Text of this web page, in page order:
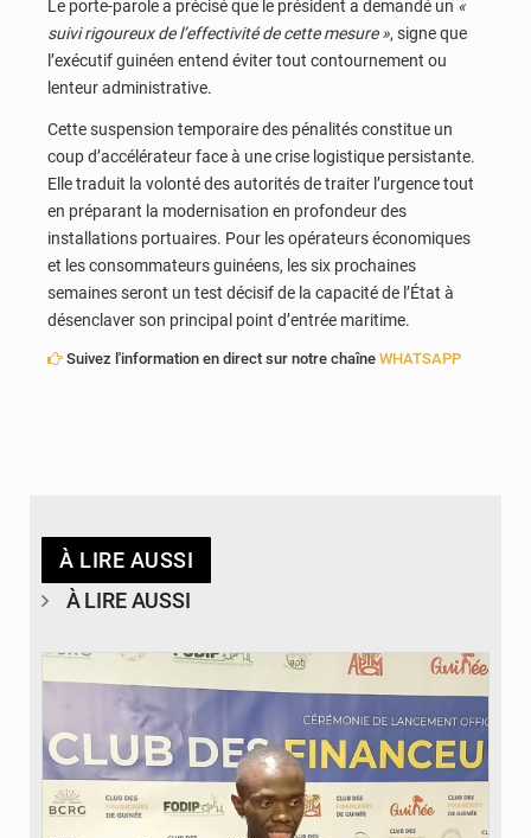
Le porte-parole a précisé que le président a demandé un «
suivi rigoureux de l’effectivité de cette mesure », signe que
l’exécutif guinéen entend éviter tout contournement ou
lenteur administrative.
Cette suspension temporaire des pénalités constitue un
coup d’accélérateur face à une crise logistique persistante.
Elle traduit la volonté des autorités de traiter l’urgence tout
en préparant la modernisation en profondeur des
installations portuaires. Pour les opérateurs économiques
et les consommateurs guinéens, les six prochaines
semaines seront un test décisif de la capacité de l’État à
désenclaver son principal point d’entrée maritime.
Suivez l'information en direct sur notre chaîne WHATSAPP
À LIRE AUSSI
À LIRE AUSSI